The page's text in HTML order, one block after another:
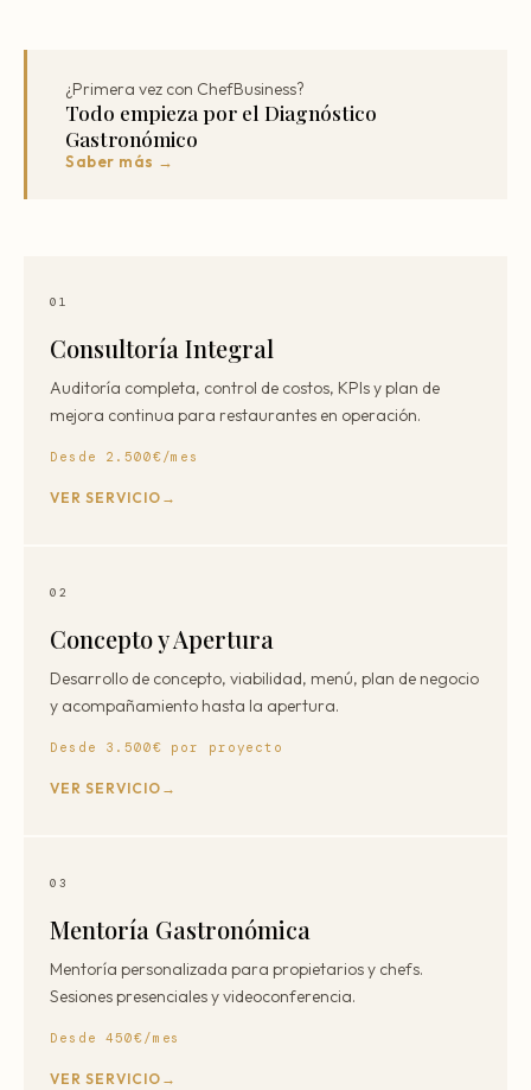
¿Primera vez con ChefBusiness?
Todo empieza por el Diagnóstico
Gastronómico
Saber más →
01
Consultoría Integral
Auditoría completa, control de costos, KPIs y plan de
mejora continua para restaurantes en operación.
Desde 2.500€/mes
VER SERVICIO
02
Concepto y Apertura
Desarrollo de concepto, viabilidad, menú, plan de negocio
y acompañamiento hasta la apertura.
Desde 3.500€ por proyecto
VER SERVICIO
03
Mentoría Gastronómica
Mentoría personalizada para propietarios y chefs.
Sesiones presenciales y videoconferencia.
Desde 450€/mes
VER SERVICIO